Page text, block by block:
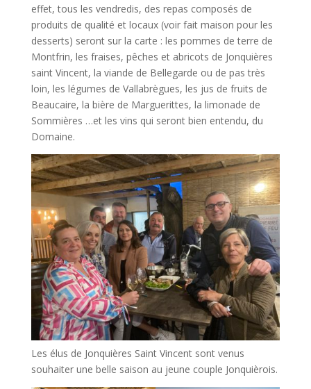
effet, tous les vendredis, des repas composés de
produits de qualité et locaux (voir fait maison pour les
desserts) seront sur la carte : les pommes de terre de
Montfrin, les fraises, pêches et abricots de Jonquières
saint Vincent, la viande de Bellegarde ou de pas très
loin, les légumes de Vallabrègues, les jus de fruits de
Beaucaire, la bière de Marguerittes, la limonade de
Sommières …et les vins qui seront bien entendu, du
Domaine.
Les élus de Jonquières Saint Vincent sont venus
souhaiter une belle saison au jeune couple Jonquièrois.